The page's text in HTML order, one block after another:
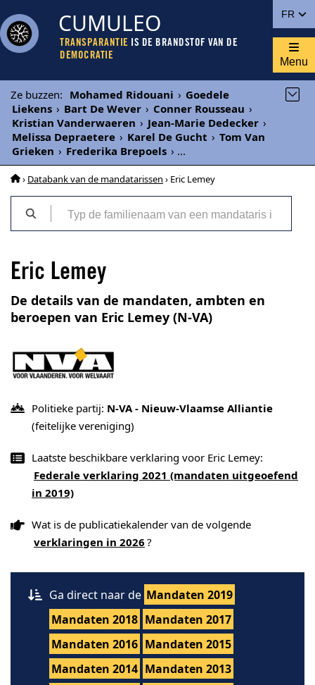
FR
CUMULEO
TRANSPARANTIE IS DE BRANDSTOF VAN DE
DEMOCRATIE
Menu
Ze buzzen: Mohamed Ridouani › Goedele
Liekens › Bart De Wever › Conner Rousseau ›
Kristian Vanderwaeren › Jean-Marie Dedecker ›
Melissa Depraetere › Karel De Gucht › Tom Van
Grieken › Frederika Brepoels › ...
› Databank van de mandatarissen › Eric Lemey
Eric Lemey
De details van de mandaten, ambten en
beroepen van Eric Lemey (N-VA)
Politieke partij: N-VA - Nieuw-Vlaamse Alliantie
(feitelijke vereniging)
Laatste beschikbare verklaring voor Eric Lemey:
Federale verklaring 2021 (mandaten uitgeoefend
in 2019)
Wat is de publicatiekalender van de volgende
verklaringen in 2026 ?
Ga direct naar de Mandaten 2019
Mandaten 2018 Mandaten 2017
Mandaten 2016 Mandaten 2015
Mandaten 2014 Mandaten 2013